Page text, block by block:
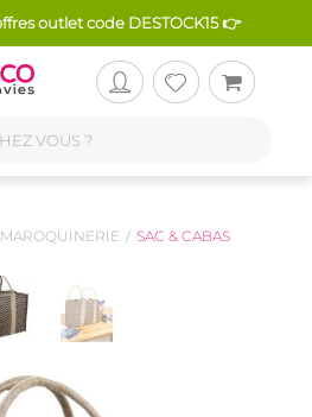
outlet code DESTOCK15 👉
MAROQUINERIE SAC & CABAS